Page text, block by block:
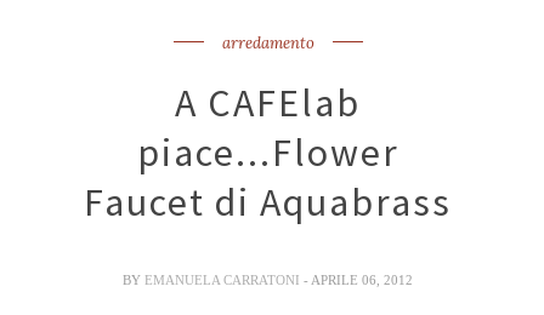
arredamento
A CAFElab
piace...Flower
Faucet di Aquabrass
BY EMANUELA CARRATONI- APRILE 06, 2012